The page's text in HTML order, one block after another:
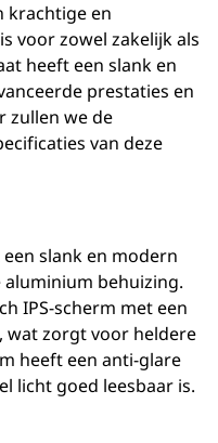
krachtige en
voor zowel zakelijk als
heeft een slank en
prestaties en
zullen we de
van deze
slank en modern
behuizing.
IPS-scherm met een
wat zorgt voor heldere
heeft een anti-glare
licht goed leesbaar is.